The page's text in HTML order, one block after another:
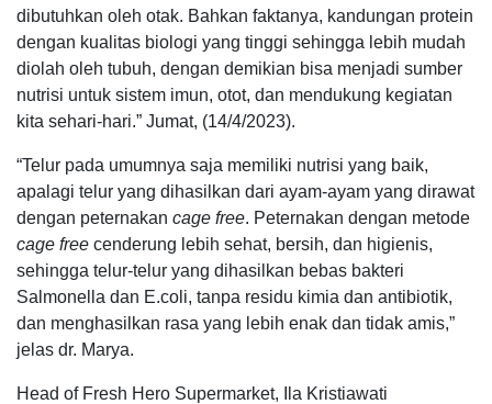
dibutuhkan oleh otak. Bahkan faktanya, kandungan protein
dengan kualitas biologi yang tinggi sehingga lebih mudah
diolah oleh tubuh, dengan demikian bisa menjadi sumber
nutrisi untuk sistem imun, otot, dan mendukung kegiatan
kita sehari-hari.” Jumat, (14/4/2023).
“Telur pada umumnya saja memiliki nutrisi yang baik,
apalagi telur yang dihasilkan dari ayam-ayam yang dirawat
dengan peternakan cage free. Peternakan dengan metode
cage free cenderung lebih sehat, bersih, dan higienis,
sehingga telur-telur yang dihasilkan bebas bakteri
Salmonella dan E.coli, tanpa residu kimia dan antibiotik,
dan menghasilkan rasa yang lebih enak dan tidak amis,”
jelas dr. Marya.
Head of Fresh Hero Supermarket, Ila Kristiawati